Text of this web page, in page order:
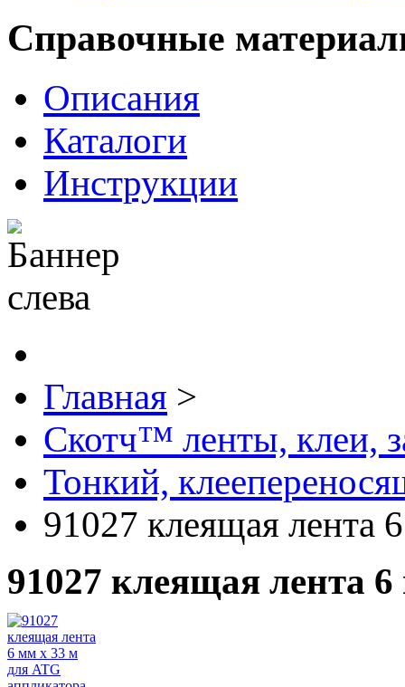
Справочные
Описания
Каталоги
Инструкции
Главная >
Скотч™ ленты, клеи,
Тонкий,
91027 клеящая лента
91027 клеящая лента